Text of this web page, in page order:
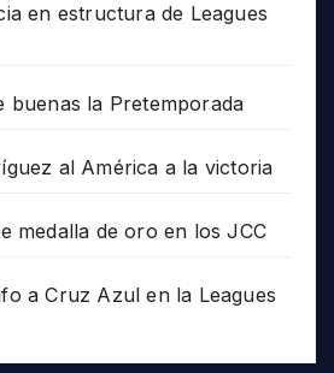
en estructura de Leagues
buenas la Pretemporada
al América a la victoria
medalla de oro en los JCC
a Cruz Azul en la Leagues